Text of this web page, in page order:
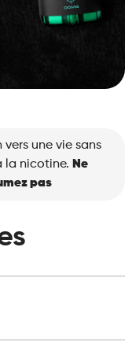
une vie sans
la nicotine. Ne
pas